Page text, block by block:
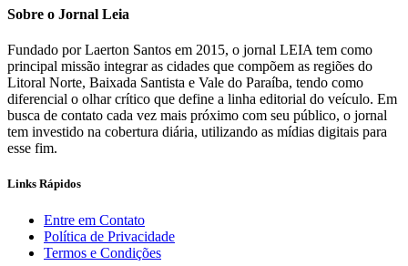
Sobre o Jornal Leia
Fundado por Laerton Santos em 2015, o jornal LEIA tem como
principal missão integrar as cidades que compõem as regiões do
Litoral Norte, Baixada Santista e Vale do Paraíba, tendo como
diferencial o olhar crítico que define a linha editorial do veículo. Em
busca de contato cada vez mais próximo com seu público, o jornal
tem investido na cobertura diária, utilizando as mídias digitais para
esse fim.
Links Rápidos
Entre em Contato
Política de Privacidade
Termos e Condições